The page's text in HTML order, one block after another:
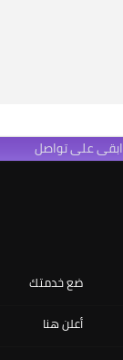
ابقى على تواصل
ضع خدمتك
أعلن هنا